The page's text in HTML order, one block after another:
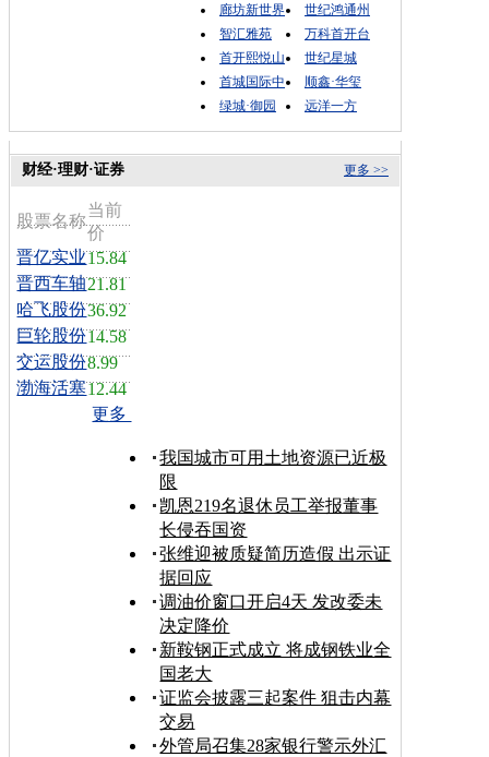
廊坊新世界
世纪鸿通州
智汇雅苑
万科首开台
首开熙悦山
世纪星城
首城国际中
顺鑫·华玺
绿城·御园
远洋一方
更多 >>
财经·理财·证券
股票名称
当前
价
晋亿实业15.84
晋西车轴21.81
哈飞股份36.92
巨轮股份14.58
交运股份8.99
渤海活塞12.44
更多
我国城市可用土地资源已近极
限
凯恩219名退休员工举报董事
长侵吞国资
张维迎被质疑简历造假 出示证
据回应
调油价窗口开启4天 发改委未
决定降价
新鞍钢正式成立 将成钢铁业全
国老大
证监会披露三起案件 狙击内幕
交易
外管局召集28家银行警示外汇